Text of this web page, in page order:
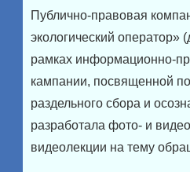
Публично-правовая
экологический
рамках информационно-
кампании, посвященной
раздельного сбора и
разработала фото- и
видеолекции на тему